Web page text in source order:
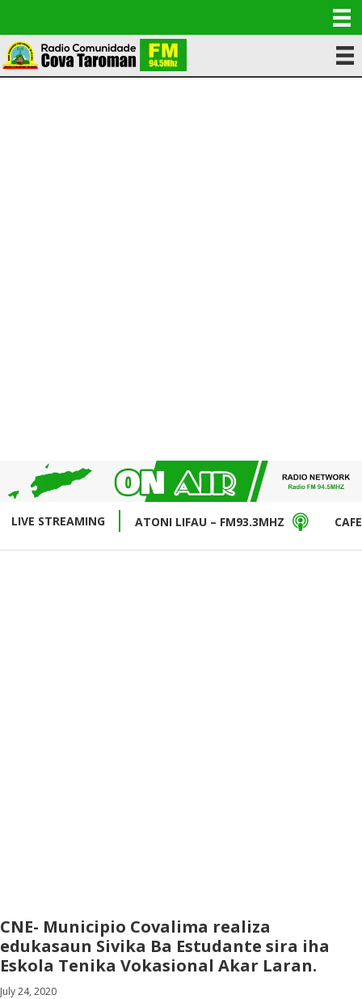
LIVE STREAMING ATONI LIFAU – FM93.3MHZ
CNE- Municipio Covalima realiza
edukasaun Sivika Ba Estudante sira iha
Eskola Tenika Vokasional Akar Laran.
July 24, 2020